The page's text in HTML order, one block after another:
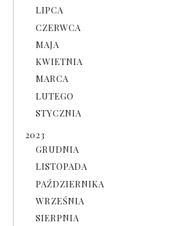
LIPCA
CZERWCA
MAJA
KWIETNIA
MARCA
LUTEGO
STYCZNIA
2023
GRUDNIA
LISTOPADA
PAŹDZIERNIKA
WRZEŚNIA
SIERPNIA